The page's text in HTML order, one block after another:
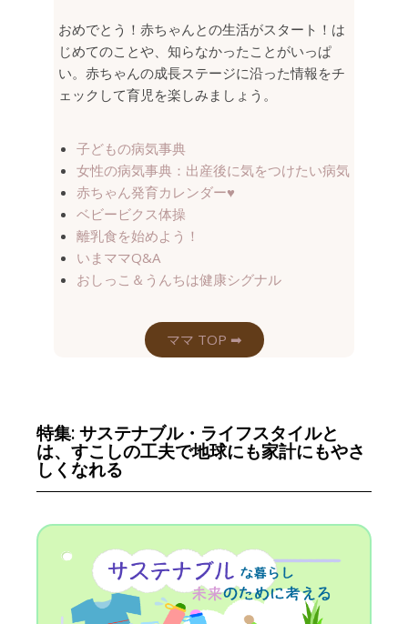
おめでとう！赤ちゃんとの生活がスタート！は
じめてのことや、知らなかったことがいっぱ
い。赤ちゃんの成長ステージに沿った情報をチ
ェックして育児を楽しみましょう。
子どもの病気事典
女性の病気事典：出産後に気をつけたい病気
赤ちゃん発育カレンダー♥
ベビービクス体操
離乳食を始めよう！
いまママQ&A
おしっこ＆うんちは健康シグナル
ママ TOP ➡︎
特集: サステナブル・ライフスタイルと
は、すこしの工夫で地球にも家計にもやさ
しくなれる